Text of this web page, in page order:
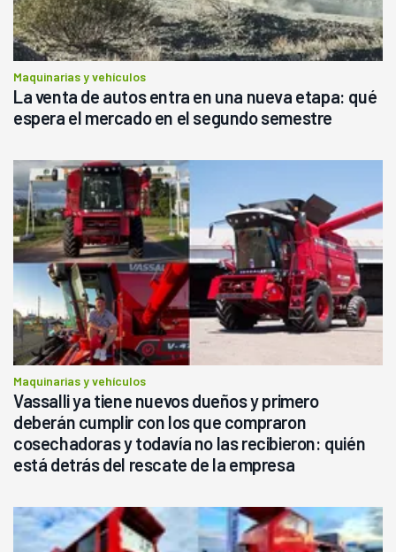
Maquinarias y vehículos
La venta de autos entra en una nueva etapa: qué
espera el mercado en el segundo semestre
Maquinarias y vehículos
Vassalli ya tiene nuevos dueños y primero
deberán cumplir con los que compraron
cosechadoras y todavía no las recibieron: quién
está detrás del rescate de la empresa